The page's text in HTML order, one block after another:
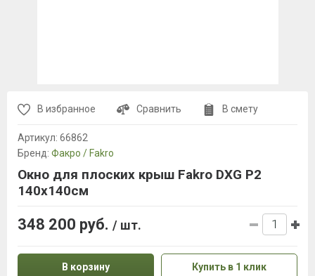
В избранное Сравнить В смету
Артикул: 66862
Бренд: Факро / Fakro
Окно для плоских крыш Fakro DXG P2
140х140см
348 200 руб. / шт.
В корзину Купить в 1 клик